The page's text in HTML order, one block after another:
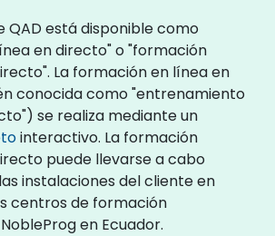
QAD está disponible como
en directo" o "formación
La formación en línea en
conocida como "entrenamiento
se realiza mediante un
interactivo. La formación
puede llevarse a cabo
instalaciones del cliente en
centros de formación
en Ecuador.